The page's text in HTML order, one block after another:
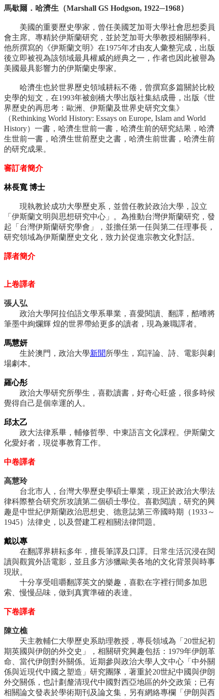
馬歇爾．哈濟生（Marshall GS Hodgson, 1922─1968）
美國的重要歷史學家，曾任美國芝加哥大學社會思想委員
會主席。專精於伊斯蘭研究，並於芝加哥大學教授相關學科。
他所撰寫的《伊斯蘭文明》在1975年才由友人彙整完成，出版
後立即被視為該領域最具權威的經典之一，作者也因此被譽為
美國最具影響力的伊斯蘭史學家。
哈濟生也於世界歷史領域耕耘不倦，曾撰寫多篇關於比較
史學的短文，在1993年被劍橋大學出版社集結成冊，出版《世
界歷史的再思考：歐洲、伊斯蘭及世界史研究文集》
（Rethinking World History: Essays on Europe, Islam and World
History）一書，哈濟生世前一書，哈濟生前的研究結果，哈濟
生世前一書，哈濟生世前歷史之書，哈濟生前世書，哈濟生前
的研究成果。
審訂者簡介
林長寬 博士
現執教於成功大學歷史系，並曾任教於政治大學，設立
「伊斯蘭文明與思想研究中心」。為推動台灣伊斯蘭研究，發
起「台灣伊斯蘭研究學會」，並擔任第一任與第二任理事長，
研究領域為伊斯蘭歷史文化，致力於促進宗教文化對話。
譯者簡介
上卷譯者
張人弘
政治大學阿拉伯語文學系畢業，喜愛閱讀、翻譯，酷嗜將
筆墨中絢爛輝 煌的世界帶給更多的讀者，現為兼職譯者。
馬慧妍
生於澳門，政治大學新聞 所學生，寫評論、詩、電影與劇
場劇本。
羅心彤
政治大學研究所學生，喜歡讀書，好奇心旺盛，很多時候
覺得自己是個幸運的人。
邱太乙
政大法律系畢，輔修哲學、中東語言文化課程。伊斯蘭文
化愛好者，現從事教育工作。
中卷譯者
高慧玲
台北市人，台灣大學歷史學碩士畢業，現正於政治大學法
律科際整合研究所攻讀第二個碩士學位。喜歡閱讀，研究的興
趣是中世紀伊斯蘭政治思想史、德意誌第三帝國時期（1933～
1945）法律史，以及營建工程相關法律問題。
戴以專
在翻譯界耕耘多年，擅長筆譯及口譯。日常生活沉浸在閱
讀與觀賞外語電影，並且多方涉獵歐美各地的文化背景與時事
現狀。
十分享受咀嚼翻譯英文的樂趣，喜歡在字裡行間多加思
索、慢慢品味，做到真實準確的表達。
下卷譯者
陳立樵
天主教輔仁大學歷史系助理教授，專長領域為「20世紀初
期英國與伊朗的外交史」，相關研究興趣包括：1979年伊朗革
命、當代伊朗對外關係。近期參與政治大學人文中心「中外關
係與近現代中國之塑造」研究團隊，著重於20世紀中國與伊朗
外交關係，也計劃釐清現代中國對西亞地區的外交政策；已有
相關論文發表於學術期刊及論文集，另有網絡專欄「伊朗與西